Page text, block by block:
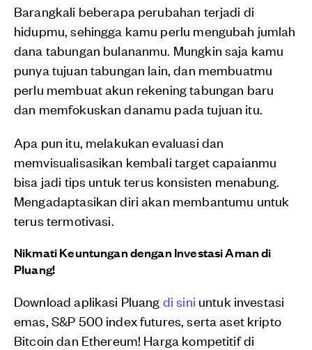
Barangkali beberapa perubahan terjadi di
hidupmu, sehingga kamu perlu mengubah jumlah
dana tabungan bulananmu. Mungkin saja kamu
punya tujuan tabungan lain, dan membuatmu
perlu membuat akun rekening tabungan baru
dan memfokuskan danamu pada tujuan itu.
Apa pun itu, melakukan evaluasi dan
memvisualisasikan kembali target capaianmu
bisa jadi tips untuk terus konsisten menabung.
Mengadaptasikan diri akan membantumu untuk
terus termotivasi.
Nikmati Keuntungan dengan Investasi Aman di
Pluang!
Download aplikasi Pluang di sini untuk investasi
emas, S&P 500 index futures, serta aset kripto
Bitcoin dan Ethereum! Harga kompetitif di